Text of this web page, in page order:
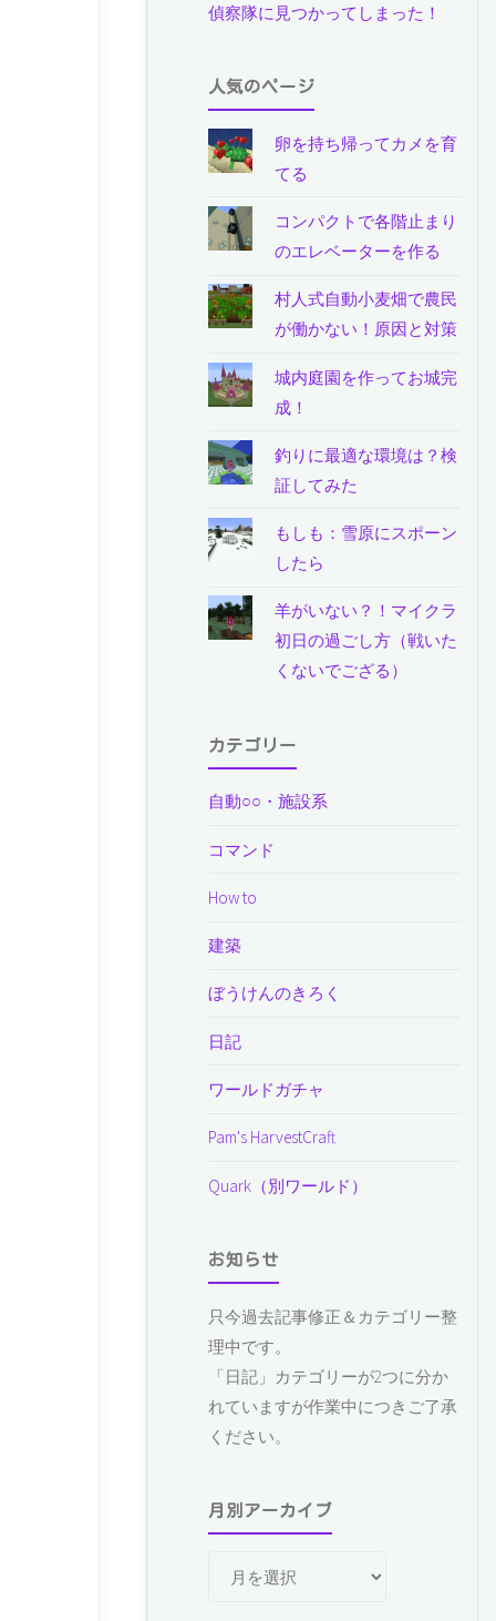
偵察隊に見つかってしまった！
人気のページ
卵を持ち帰ってカメを育
てる
コンパクトで各階止まり
のエレベーターを作る
村人式自動小麦畑で農民
が働かない！原因と対策
城内庭園を作ってお城完
成！
釣りに最適な環境は？検
証してみた
もしも：雪原にスポーン
したら
羊がいない？！マイクラ
初日の過ごし方（戦いた
くないでござる）
カテゴリー
自動○○・施設系
コマンド
How to
建築
ぼうけんのきろく
日記
ワールドガチャ
Pam's HarvestCraft
Quark（別ワールド）
お知らせ
只今過去記事修正＆カテゴリー整
理中です。
「日記」カテゴリーが2つに分か
れていますが作業中につきご了承
ください。
月別アーカイブ